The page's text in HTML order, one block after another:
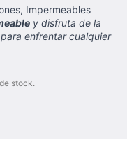
Impermeables
y disfruta de la
enfrentar cualquier
stock.